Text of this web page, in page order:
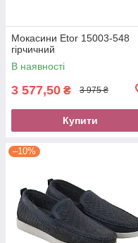
Мокасини Etor 15003-548
гірчичний
В наявності
3 577,50 ₴ 3 975 ₴
Купити
–10%